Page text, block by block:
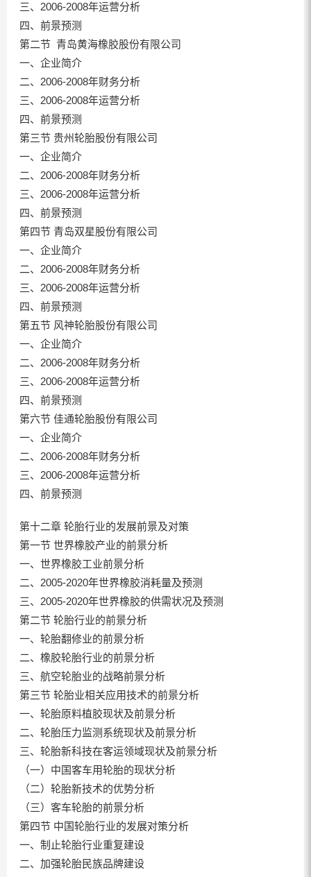
三、2006-2008年运营分析
四、前景预测
第二节 青岛黄海橡胶股份有限公司
一、企业简介
二、2006-2008年财务分析
三、2006-2008年运营分析
四、前景预测
第三节 贵州轮胎股份有限公司
一、企业简介
二、2006-2008年财务分析
三、2006-2008年运营分析
四、前景预测
第四节 青岛双星股份有限公司
一、企业简介
二、2006-2008年财务分析
三、2006-2008年运营分析
四、前景预测
第五节 风神轮胎股份有限公司
一、企业简介
二、2006-2008年财务分析
三、2006-2008年运营分析
四、前景预测
第六节 佳通轮胎股份有限公司
一、企业简介
二、2006-2008年财务分析
三、2006-2008年运营分析
四、前景预测
第十二章 轮胎行业的发展前景及对策
第一节 世界橡胶产业的前景分析
一、世界橡胶工业前景分析
二、2005-2020年世界橡胶消耗量及预测
三、2005-2020年世界橡胶的供需状况及预测
第二节 轮胎行业的前景分析
一、轮胎翻修业的前景分析
二、橡胶轮胎行业的前景分析
三、航空轮胎业的战略前景分析
第三节 轮胎业相关应用技术的前景分析
一、轮胎原料植胶现状及前景分析
二、轮胎压力监测系统现状及前景分析
三、轮胎新科技在客运领域现状及前景分析
（一）中国客车用轮胎的现状分析
（二）轮胎新技术的优势分析
（三）客车轮胎的前景分析
第四节 中国轮胎行业的发展对策分析
一、制止轮胎行业重复建设
二、加强轮胎民族品牌建设